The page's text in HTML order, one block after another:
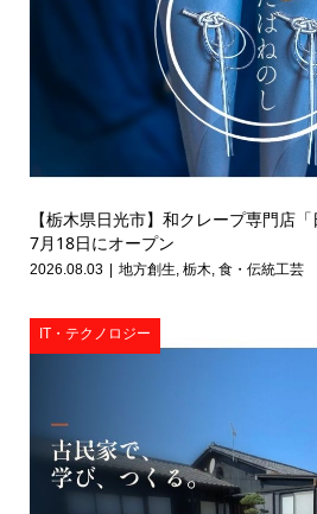
【栃木県日光市】和クレープ専門店
7月18日にオープン
2026.08.03 地方創生, 栃木, 食・伝統工芸
IT・テクノロジー